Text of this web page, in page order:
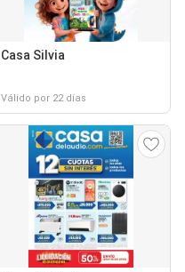
Casa Silvia
Válido por 22 días